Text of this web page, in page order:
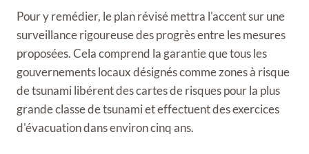
Pour y remédier, le plan révisé mettra l'accent sur une
surveillance rigoureuse des progrès entre les mesures
proposées. Cela comprend la garantie que tous les
gouvernements locaux désignés comme zones à risque
de tsunami libérent des cartes de risques pour la plus
grande classe de tsunami et effectuent des exercices
d'évacuation dans environ cinq ans.